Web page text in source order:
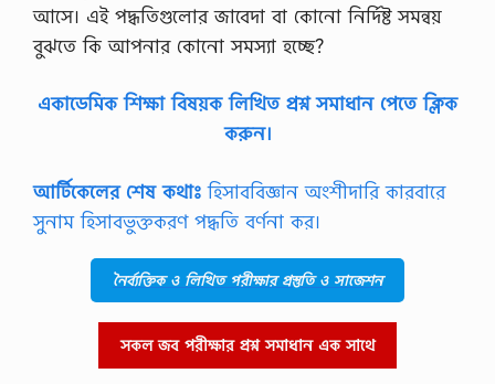
আসে। এই পদ্ধতিগুলোর জাবেদা বা কোনো নির্দিষ্ট সমন্বয়
বুঝতে কি আপনার কোনো সমস্যা হচ্ছে?
একাডেমিক শিক্ষা বিষয়ক লিখিত প্রশ্ন সমাধান পেতে ক্লিক
করুন।
আর্টিকেলের শেষ কথাঃ হিসাববিজ্ঞান অংশীদারি কারবারে
সুনাম হিসাবভুক্তকরণ পদ্ধতি বর্ণনা কর।
নৈর্ব্যক্তিক ও লিখিত পরীক্ষার প্রস্তুতি ও সাজেশন
সকল জব পরীক্ষার প্রশ্ন সমাধান এক সাথে